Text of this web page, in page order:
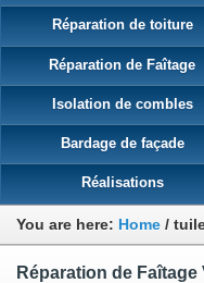
Réparation de toiture
Réparation de Faîtage
Isolation de combles
Bardage de façade
Réalisations
You are here: Home /
Réparation de Faîtage